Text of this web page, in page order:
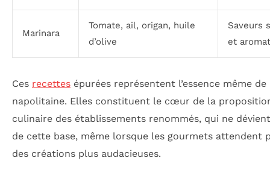
Marinara
Tomate, ail, origan, huile
d’olive
Saveurs
et
Ces recettes épurées représentent l’essence même
napolitaine. Elles constituent le cœur de la
culinaire des établissements renommés, qui ne
de cette base, même lorsque les gourmets attendent
des créations plus audacieuses.